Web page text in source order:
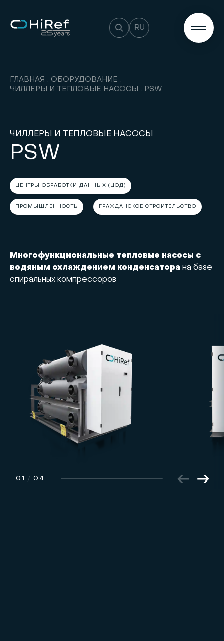
RU
ГЛАВНАЯ
ОБОРУДОВАНИЕ
ЧИЛЛЕРЫ И ТЕПЛОВЫЕ НАСОСЫ
PSW
ЧИЛЛЕРЫ И ТЕПЛОВЫЕ НАСОСЫ
PSW
ЦЕНТРЫ ОБРАБОТКИ ДАННЫХ (ЦОД)
ПРОМЫШЛЕННОСТЬ ГРАЖДАНСКОЕ СТРОИТЕЛЬСТВО
Многофункциональные тепловые насосы с
водяным охлаждением конденсатора на базе
спиральных компрессоров
01 / 04